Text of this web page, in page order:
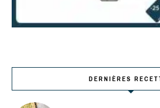
DERNIÈRES